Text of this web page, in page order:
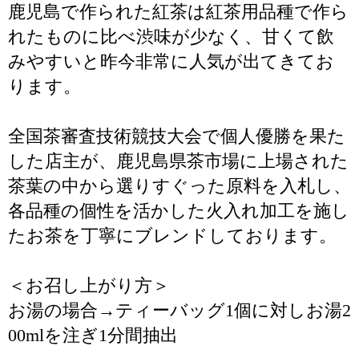
鹿児島で作られた紅茶は紅茶用品種で作ら
れたものに比べ渋味が少なく、甘くて飲
みやすいと昨今非常に人気が出てきてお
ります。
全国茶審査技術競技大会で個人優勝を果た
した店主が、鹿児島県茶市場に上場された
茶葉の中から選りすぐった原料を入札し、
各品種の個性を活かした火入れ加工を施し
たお茶を丁寧にブレンドしております。
＜お召し上がり方＞
お湯の場合→ティーバッグ1個に対しお湯2
00mlを注ぎ1分間抽出